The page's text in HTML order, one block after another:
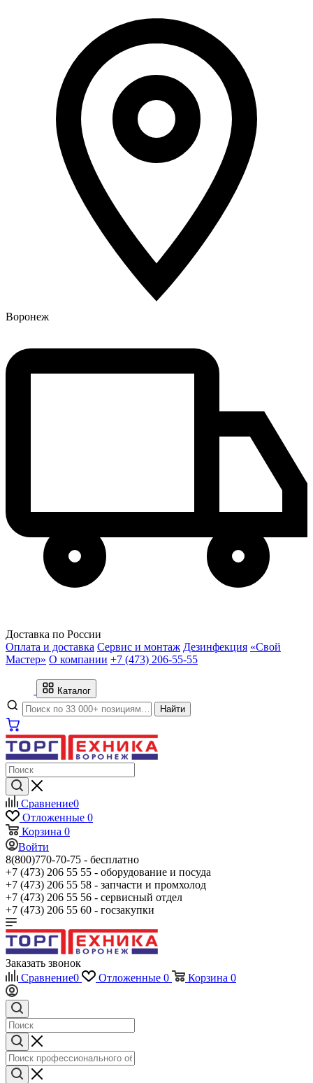
Воронеж
Доставка по России
Оплата и доставка Сервис и монтаж Дезинфекция «Свой
Мастер» О компании +7 (473) 206-55-55
Каталог
Найти
Сравнение0
Отложенные 0
Корзина 0
Войти
8(800)770-70-75 - бесплатно
+7 (473) 206 55 55 - оборудование и посуда
+7 (473) 206 55 58 - запчасти и промхолод
+7 (473) 206 55 56 - сервисный отдел
+7 (473) 206 55 60 - госзакупки
Заказать звонок
Сравнение0 Отложенные 0 Корзина 0